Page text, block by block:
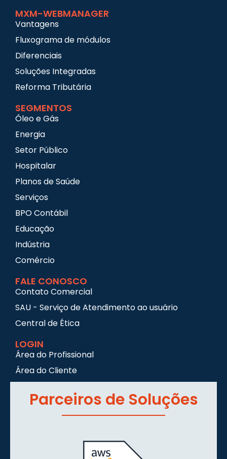
MXM-WEBMANAGER
Vantagens
Fluxograma de módulos
Diferenciais
Soluções Integradas
Reforma Tributária
SEGMENTOS
Óleo e Gás
Energia
Setor Público
Hospitalar
Planos de Saúde
Serviços
BPO Contábil
Educação
Indústria
Comércio
FALE CONOSCO
Contato Comercial
SAU - Serviço de Atendimento ao usuário
Central de Ética
LOGIN
Área do Profissional
Área do Cliente
Parceiros de Soluções